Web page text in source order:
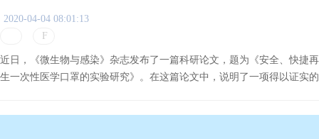
2020-04-04 08:01:13
近日，《微生物与感染》杂志发布了一篇科研论文，题为《安全、快捷再
生一次性医学口罩的实验研究》。在这篇论文中，说明了一项得以证实的